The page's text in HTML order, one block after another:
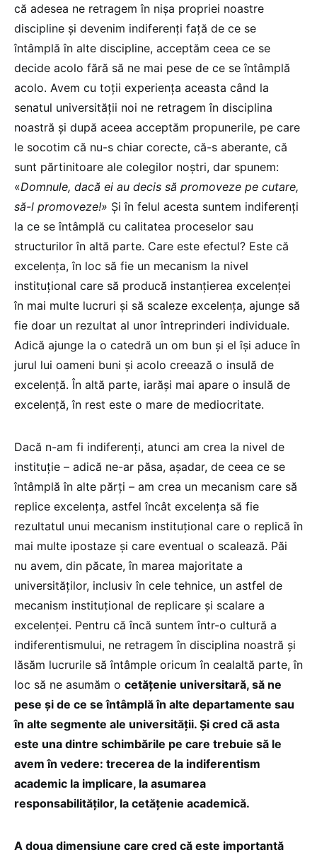
că adesea ne retragem în nișa propriei noastre
discipline și devenim indiferenți față de ce se
întâmplă în alte discipline, acceptăm ceea ce se
decide acolo fără să ne mai pese de ce se întâmplă
acolo. Avem cu toții experiența aceasta când la
senatul universității noi ne retragem în disciplina
noastră și după aceea acceptăm propunerile, pe care
le socotim că nu-s chiar corecte, că-s aberante, că
sunt părtinitoare ale colegilor noștri, dar spunem:
«Domnule, dacă ei au decis să promoveze pe cutare,
să-l promoveze!» Și în felul acesta suntem indiferenți
la ce se întâmplă cu calitatea proceselor sau
structurilor în altă parte. Care este efectul? Este că
excelența, în loc să fie un mecanism la nivel
instituțional care să producă instanțierea excelenței
în mai multe lucruri și să scaleze excelența, ajunge să
fie doar un rezultat al unor întreprinderi individuale.
Adică ajunge la o catedră un om bun și el își aduce în
jurul lui oameni buni și acolo creează o insulă de
excelență. În altă parte, iarăși mai apare o insulă de
excelență, în rest este o mare de mediocritate.
Dacă n-am fi indiferenți, atunci am crea la nivel de
instituție – adică ne-ar păsa, așadar, de ceea ce se
întâmplă în alte părți – am crea un mecanism care să
replice excelența, astfel încât excelența să fie
rezultatul unui mecanism instituțional care o replică în
mai multe ipostaze și care eventual o scalează. Păi
nu avem, din păcate, în marea majoritate a
universităților, inclusiv în cele tehnice, un astfel de
mecanism instituțional de replicare și scalare a
excelenței. Pentru că încă suntem într-o cultură a
indiferentismului, ne retragem în disciplina noastră și
lăsăm lucrurile să întâmple oricum în cealaltă parte, în
loc să ne asumăm o cetățenie universitară, să ne
pese și de ce se întâmplă în alte departamente sau
în alte segmente ale universității. Și cred că asta
este una dintre schimbările pe care trebuie să le
avem în vedere: trecerea de la indiferentism
academic la implicare, la asumarea
responsabilităților, la cetățenie academică.
A doua dimensiune care cred că este importantă